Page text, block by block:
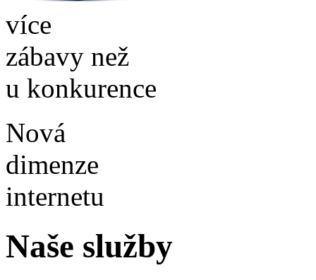
více
zábavy než
u konkurence
Nová
dimenze
internetu
Naše služby